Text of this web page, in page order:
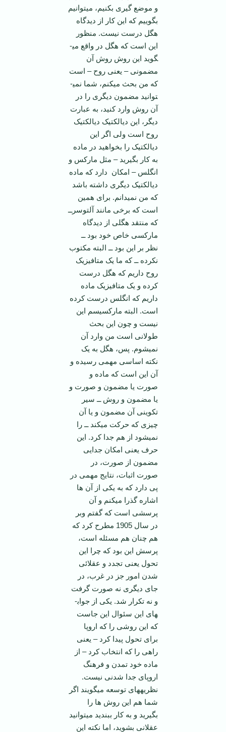
و موضع گیری بکنیم، می­توانیم
بگوییم که این کار از دیدگاه
هگل درست نیست. منظور
این است که هگل در واقع می­
گوید این روش روش آن
مضمونی – یعنی روح – است
که من بحث می­کنم، شما نمی­
توانید مضمون دیگری را در
آن روش وارد کنید، به عبارت
دیگر، این دیالکتیک دیالکتیک
روح است ولی اگر این
دیالکتیک را بخواهید در ماده
به کار بگیرید – مثل مارکس و
انگلس – امکان دارد که ماده
دیالکتیک دیگری داشته باشد
که من نمی­دانم. برای همین
است که برخی مانند آلتوسرــ
که منتقد هگلی از دیدگاه
مارکسی خاص خود بود ــ
نظر بر این بود ــ البته مکتوب
نکرده ــ که ما یک متافیزیک
روح داریم که هگل درست
کرده و یک متافیزیک ماده
داریم که انگلس درست کرده
است. البته مارکسیسم این
نیست و چون این بحث
طولانی است من وارد آن
نمی­شوم. پس، هگل به یک
نکته اساسی مهمی رسیده و
آن این است که ماده و
صورت یا مضمون و صورت و
یا مضمون و روش ــ سیر
تکوینی آن مضمون و یا آن
چیزی که حرکت می­کند ــ را
نمی­شود از هم جدا کرد. این
حرف یعنی امکان جدایی
مضمون از صورت، در
صورت اثبات، نتایج مهمی در
پی دارد که به یکی از آن ها
اشاره گذرا می­کنم و آن
پرسشی است که گفتم وبر
در سال 1905 مطرح کرد که
هم چنان هم مسئله است،
پرسش این بود که چرا این
تحول یعنی تجدد و عقلائی
شدن امور جز در غرب، در
جای دیگری نه صورت گرفت
و نه تکرار شد. یکی از جواب­
های این سئوال این جاست
که این روشی را که اروپا
برای تحول پیدا کرد – یعنی
راهی را که انتخاب کرد – از
ماده خود تمدن و فرهنگ
اروپای جدا شدنی نیست.
نظریه­های توسعه می­گویند اگر
شما هم این روش ها را
بگیرید و به کار ببندید می­توانید
عقلانی بشوید، اما نکته این